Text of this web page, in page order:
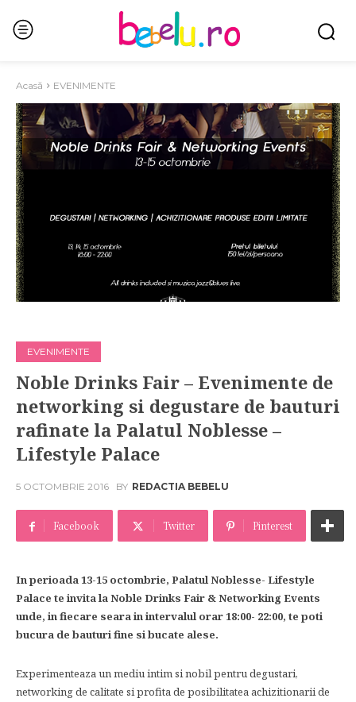
Acasă EVENIMENTE
EVENIMENTE
Noble Drinks Fair – Evenimente de
networking si degustare de bauturi
rafinate la Palatul Noblesse –
Lifestyle Palace
5 OCTOMBRIE 2016 BY REDACTIA BEBELU
Facebook Twitter Pinterest
In perioada 13-15 octombrie, Palatul Noblesse- Lifestyle
Palace te invita la Noble Drinks Fair & Networking Events
unde, in fiecare seara in intervalul orar 18:00- 22:00, te poti
bucura de bauturi fine si bucate alese.
Experimenteaza un mediu intim si nobil pentru degustari,
networking de calitate si profita de posibilitatea achizitionarii de